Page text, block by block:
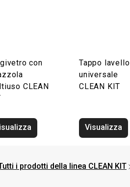
con
CLEAN
Tappo lavello
universale
CLEAN KIT
Visualizza
i prodotti della linea CLEAN KIT